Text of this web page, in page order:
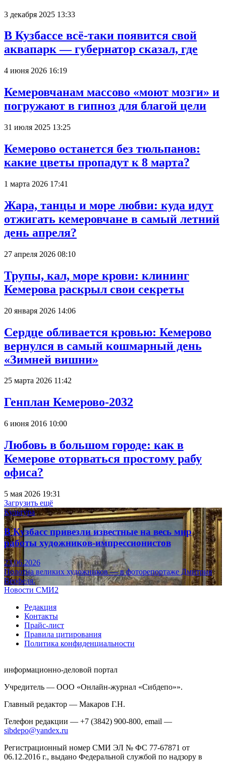
3 декабря 2025 13:33
В Кузбассе всё-таки появится свой
аквапарк — губернатор сказал, где
4 июня 2026 16:19
Кемеровчанам массово «моют мозги» и
погружают в гипноз для благой цели
31 июля 2025 13:25
Кемерово останется без тюльпанов:
какие цветы пропадут к 8 марта?
1 марта 2026 17:41
Жара, танцы и море любви: куда идут
отжигать кемеровчане в самый летний
день апреля?
27 апреля 2026 08:10
Трупы, кал, море крови: клининг
Кемерова раскрыл свои секреты
20 января 2026 14:06
Сердце обливается кровью: Кемерово
вернулся в самый кошмарный день
«Зимней вишни»
25 марта 2026 11:42
Генплан Кемерово-2032
6 июня 2016 10:00
Любовь в большом городе: как в
Кемерове оторваться простому рабу
офиса?
5 мая 2026 19:31
Загрузить ещё
Культура
В Кузбасс привезли известные на весь мир
работы художников-импрессионистов
23.06.2026
Полотна великих художников — в фоторепортаже Дмитрия
Верфеля.
Новости СМИ2
Редакция
Контакты
Прайс-лист
Правила цитирования
Политика конфиденциальности
информационно-деловой портал
Учредитель — ООО «Онлайн-журнал «Сибдепо»».
Главный редактор — Макаров Г.Н.
Телефон редакции — +7 (3842) 900-800, email —
sibdepo@yandex.ru
Регистрационный номер СМИ ЭЛ № ФС 77-67871 от
06.12.2016 г., выдано Федеральной службой по надзору в